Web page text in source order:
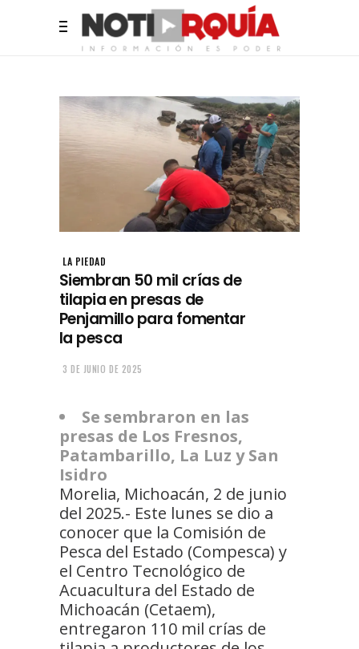
LA PIEDAD
Siembran 50 mil crías de
tilapia en presas de
Penjamillo para fomentar
la pesca
3 DE JUNIO DE 2025
Se sembraron en las
presas de Los Fresnos,
Patambarillo, La Luz y San
Isidro
Morelia, Michoacán, 2 de junio
del 2025.- Este lunes se dio a
conocer que la Comisión de
Pesca del Estado (Compesca) y
el Centro Tecnológico de
Acuacultura del Estado de
Michoacán (Cetaem),
entregaron 110 mil crías de